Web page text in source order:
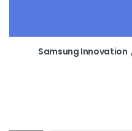
اختتام برنامج سامسونج للابتكار في تونس Samsung Innovation